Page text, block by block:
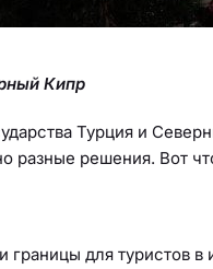
Кипр
Турция и
разные решения. Вот
для туристов